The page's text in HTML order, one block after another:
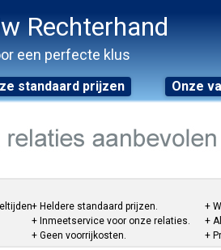
Rechterhand
een perfecte klus
standaard prijzen Onze
+ Heldere standaard prijzen.
+ Inmeetservice voor onze relaties.
+ Geen voorrijkosten.
+
+
+